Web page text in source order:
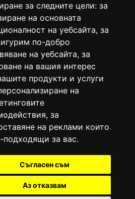
за следните цели: за
на основната
на уебсайта, за
по-добро
на уебсайта, за
на вашия интерес
продукти и услуги
на
, за
на реклами които
подходящи за вас.
Съгласен съм
Аз отказвам
е регистрирано в националния
издания (Българска национална
1312-4722.
марката: Вяра информационен
България, със свидетелство за марка